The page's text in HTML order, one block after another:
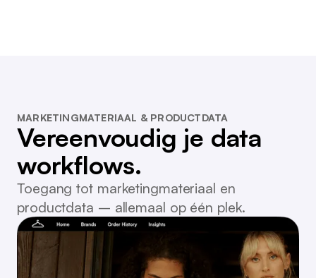
MARKETINGMATERIAAL & PRODUCTDATA
Vereenvoudig je data
workflows.
Toegang tot marketingmateriaal en
productdata – allemaal op één plek.